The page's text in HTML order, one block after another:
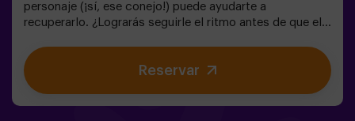
personaje (¡sí, ese conejo!) puede ayudarte a
recuperarlo. ¿Lograrás seguirle el ritmo antes de que el
room mágico y familiar, vivirás una aventura donde:✔
Resolverás enigmas divertidos (¡como los del
Sombrerero Loco!).✔ Explorarás el Jardín Secreto de la
Reservar